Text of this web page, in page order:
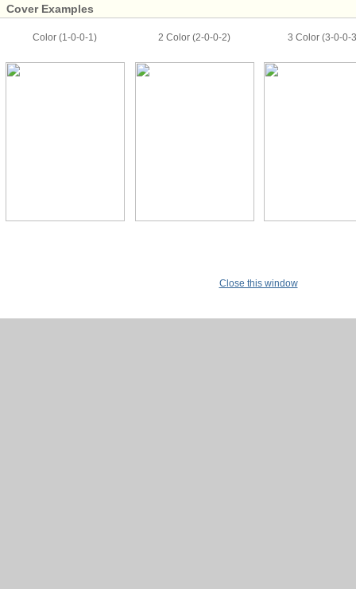
Cover Examples
Color (1-0-0-1) 2 Color (2-0-0-2) 3 Color (3-0-0-
Close this window